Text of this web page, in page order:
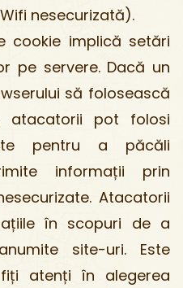
nesecurizată).
cookie implică setări
pe servere. Dacă un
să folosească
atacatorii pot folosi
pentru a păcăli
informații prin
Atacatorii
în scopuri de a
site-uri. Este
atenți în alegerea